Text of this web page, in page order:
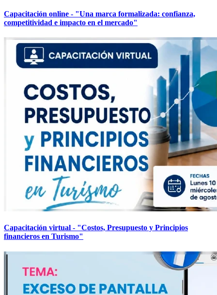
Capacitación online - "Una marca formalizada: confianza,
competitividad e impacto en el mercado"
Capacitación virtual - "Costos, Presupuesto y Principios
financieros en Turismo"